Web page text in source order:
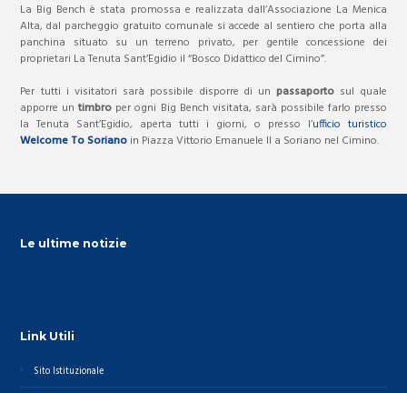
La Big Bench è stata promossa e realizzata dall’Associazione La Menica
Alta, dal parcheggio gratuito comunale si accede al sentiero che porta alla
panchina situato su un terreno privato, per gentile concessione dei
proprietari La Tenuta Sant’Egidio il “Bosco Didattico del Cimino”.
Per tutti i visitatori sarà possibile disporre di unpassaporto sul quale
apporre untimbro per ogni Big Bench visitata, sarà possibile farlo presso
la Tenuta Sant’Egidio, aperta tutti i giorni, o presso l’ufficio turistico
Welcome To Soriano in Piazza Vittorio Emanuele II a Soriano nel Cimino.
Le ultime notizie
Link Utili
Sito Istituzionale